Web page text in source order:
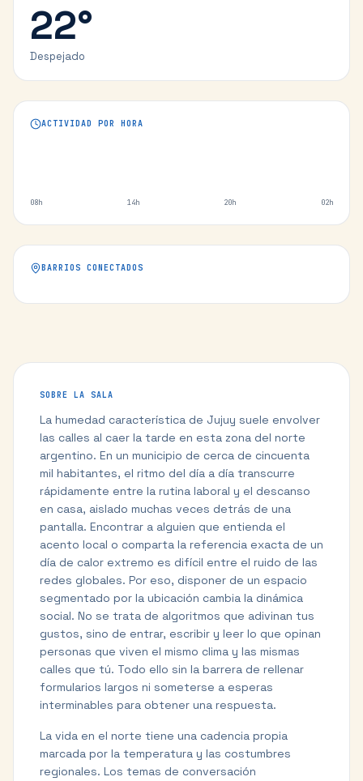
22°
Despejado
ACTIVIDAD POR HORA
08h 14h 20h 02h
BARRIOS CONECTADOS
SOBRE LA SALA
La humedad característica de Jujuy suele envolver
las calles al caer la tarde en esta zona del norte
argentino. En un municipio de cerca de cincuenta
mil habitantes, el ritmo del día a día transcurre
rápidamente entre la rutina laboral y el descanso
en casa, aislado muchas veces detrás de una
pantalla. Encontrar a alguien que entienda el
acento local o comparta la referencia exacta de un
día de calor extremo es difícil entre el ruido de las
redes globales. Por eso, disponer de un espacio
segmentado por la ubicación cambia la dinámica
social. No se trata de algoritmos que adivinan tus
gustos, sino de entrar, escribir y leer lo que opinan
personas que viven el mismo clima y las mismas
calles que tú. Todo ello sin la barrera de rellenar
formularios largos ni someterse a esperas
interminables para obtener una respuesta.
La vida en el norte tiene una cadencia propia
marcada por la temperatura y las costumbres
regionales. Los temas de conversación